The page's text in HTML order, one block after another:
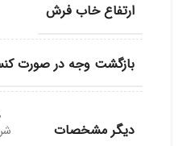
ارتفاع خاب فرش
بازگشت وجه در صورت
دیگر مشخصات